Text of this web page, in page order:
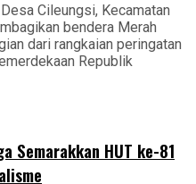
Cileungsi, Kecamatan
bendera Merah
dari rangkaian peringatan
Republik
Semarakkan HUT ke-81